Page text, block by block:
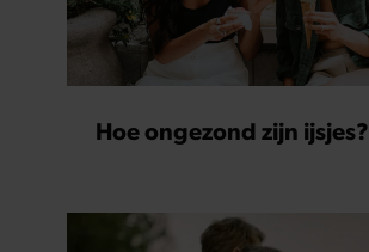
Hoe ongezond zijn ijsjes?